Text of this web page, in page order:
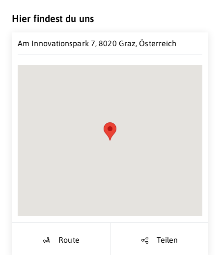
entwickelte Analyseverfahren machen es möglich
reparieren.
Hier findest du uns
Am Innovationspark 7, 8020 Graz, Österreich
Route Teilen